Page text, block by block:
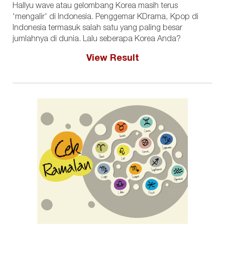
Hallyu wave atau gelombang Korea masih terus
'mengalir' di Indonesia. Penggemar KDrama, Kpop di
Indonesia termasuk salah satu yang paling besar
jumlahnya di dunia. Lalu seberapa Korea Anda?
View Result